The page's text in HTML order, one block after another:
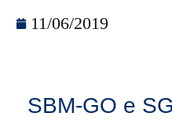
11/06/2019
SBM-GO e